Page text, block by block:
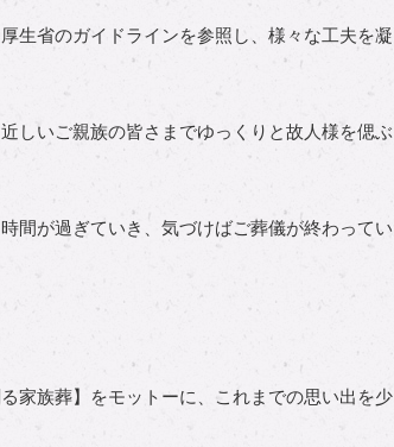
省のガイドラインを参照し、様々な工夫を
しいご親族の皆さまでゆっくりと故人様を偲
間が過ぎていき、気づけばご葬儀が終わって
家族葬】をモットーに、これまでの思い出を